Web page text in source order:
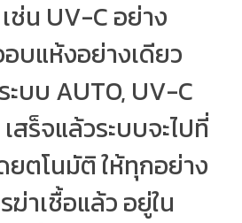
ช่น UV-C อย่าง
บแห้งอย่างเดียว
ะบบ AUTO, UV-C
สร็จแล้วระบบจะไปที่
ยตโนมัติ ให้ทุกอย่าง
ฆ่าเชื้อแล้ว อยู่ใน